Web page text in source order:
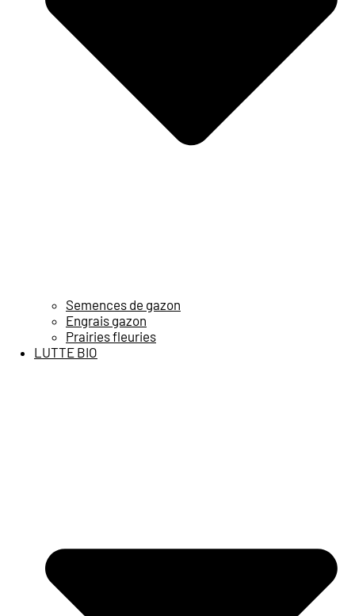
Semences de gazon
Engrais gazon
Prairies fleuries
LUTTE BIO